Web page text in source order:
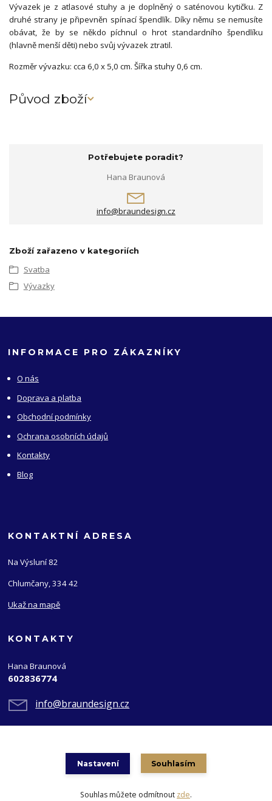
Vývazek je z atlasové stuhy a je doplněný o saténovou kytičku. Z
druhé strany je připevněn spínací špendlík. Díky němu se nemusíte
obávat, že by se někdo píchnul o hrot standardního špendlíku
(hlavně menší děti) nebo svůj vývazek ztratil.
Rozměr vývazku: cca 6,0 x 5,0 cm. Šířka stuhy 0,6 cm.
Původ zboží
Potřebujete poradit?
Hana Braunová
info@braundesign.cz
Zboží zařazeno v kategoriích
Svatba
Vývazky
INFORMACE PRO ZÁKAZNÍKY
O nás
Doprava a platba
Obchodní podmínky
Ochrana osobních údajů
Kontakty
Blog
KONTAKTNÍ ADRESA
Na Výsluní 82
Chlumčany, 334 42
Ukaž na mapě
KONTAKTY
Hana Braunová
602836774
info@braundesign.cz
Vytvořeno na Eshop-rychle.cz
Nastavení Souhlasím
Souhlas můžete odmítnout zde.